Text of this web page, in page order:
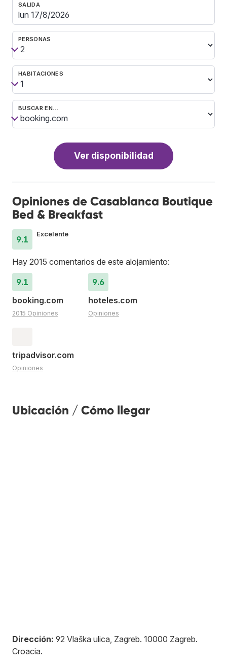
SALIDA
PERSONAS
HABITACIONES
BUSCAR EN…
Ver disponibilidad
Opiniones de Casablanca Boutique
Bed & Breakfast
9.1
Excelente
Hay 2015 comentarios de este alojamiento:
9.1
booking.com
2015 Opiniones
9.6
hoteles.com
Opiniones
tripadvisor.com
Opiniones
Ubicación / Cómo llegar
Dirección: 92 Vlaška ulica, Zagreb. 10000 Zagreb.
Croacia.